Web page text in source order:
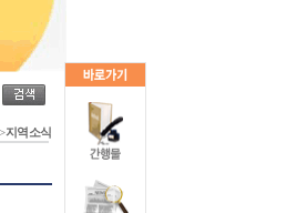
>지역소식